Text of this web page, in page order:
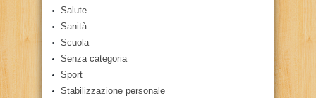
Salute
Sanità
Scuola
Senza categoria
Sport
Stabilizzazione personale